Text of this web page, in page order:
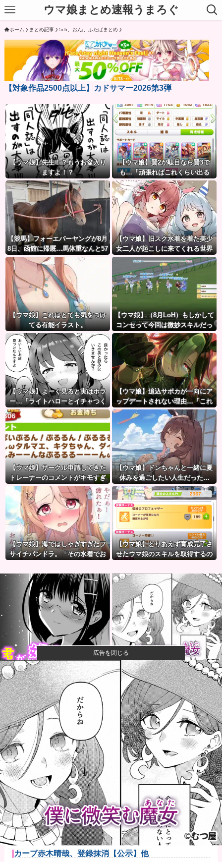
ウマ娘まとめ速報うまろぐ
ホーム まとめ記事 5ch、おんj、ふたばまとめ
【対象作品2500点以上】カドサマー2026第3弾
【ウマ娘】先生！？もうお盆入り
ますよ！？
【ウマ娘】賢2が駄目なら賢3で
も…「頑張ればこれくらい出る
よ」
【競馬】フォーエバーヤングが8月
8日、函館に帰厩…馬体重なんと57
3キロ。←「デカすぎんだろ…」
【ウマ娘】旧スク水着を着た美少
女二人が起こしに来てくれる世界
に行きたかった…
【ウマ娘】これはとても気をつけ
てる有能イラスト。
【ウマ娘】（8月LoH）もしかして
コンセって今回は微妙スキルだっ
たりするか？
【ウマ娘】よーく見ると実はホラ
ー…「ライトハローとイチャつく
スティルトレ漫画」
【ウマ娘】追込サポカが一向にア
ップデートされない理由…「これ
だけ出さないってことは」
【ウマ娘】サークル申請してきた
トレーナーのコメントがキモすぎ
て草ｗｗｗ「このまま成長したら
どうなるんや…」
【ウマ娘】ドンちゃんと一緒に夏
休みを過ごしたい人生だった…
【ウマ娘】海ではしゃぎすぎたフ
サイチパンドラ。「その水着でお
【ウマ娘】とりあえず育成完了さ
せたウマ娘のスキルを取得するの
←「実はこれちょっと損してる
ぞ」
【朗報】ハンターハンター最新話、ベンジャミンが覚
醒して主人公...
【悲報】最新話のモンキー・D・ルフィさん、あまりに
も情けなさ...
【悲報】イオン、完全にヤケクソになるｗｗｗｗ
【動画】まんさん同士の事故、地獄
小園海斗、来店他
カープ赤木晴哉、登録抹消【公示】他
広告を閉じる